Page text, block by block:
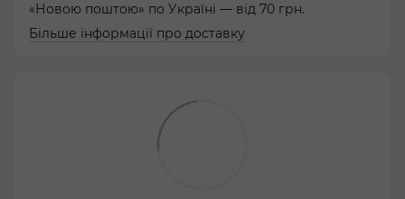
«Новою поштою» по Україні — від 70 грн.
Більше інформації про доставку